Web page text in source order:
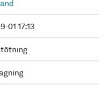
01 17:13